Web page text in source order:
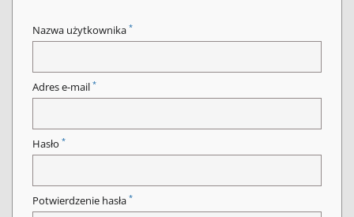
Nazwa użytkownika *
Adres e-mail *
Hasło *
Potwierdzenie hasła *